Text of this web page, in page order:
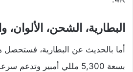
البطارية، الشحن، الألوان،
أما بالحديث عن البطارية، فستحصل
بسعة 5,300 مللي أمبير